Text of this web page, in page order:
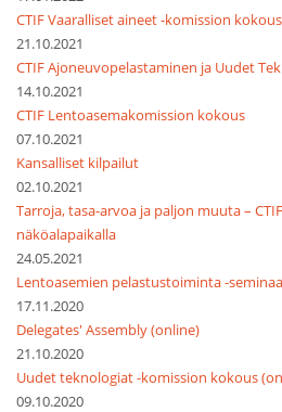
CTIF Vaaralliset aineet -komission kokous
21.10.2021
CTIF Ajoneuvopelastaminen ja Uudet
14.10.2021
CTIF Lentoasemakomission kokous
07.10.2021
Kansalliset kilpailut
02.10.2021
Tarroja, tasa-arvoa ja paljon muuta –
näköalapaikalla
24.05.2021
Lentoasemien pelastustoiminta -
17.11.2020
Delegates' Assembly (online)
21.10.2020
Uudet teknologiat -komission kokous
09.10.2020